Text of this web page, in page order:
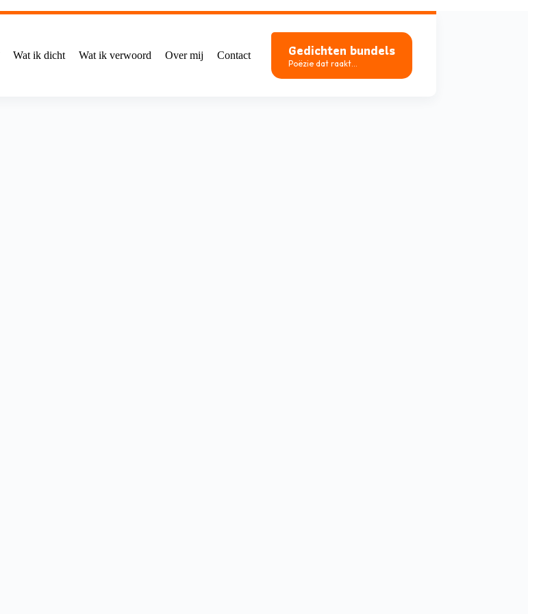
Wat ik dicht Wat ik verwoord Over mij Contact Gedichten bundels
Poëzie dat raakt...